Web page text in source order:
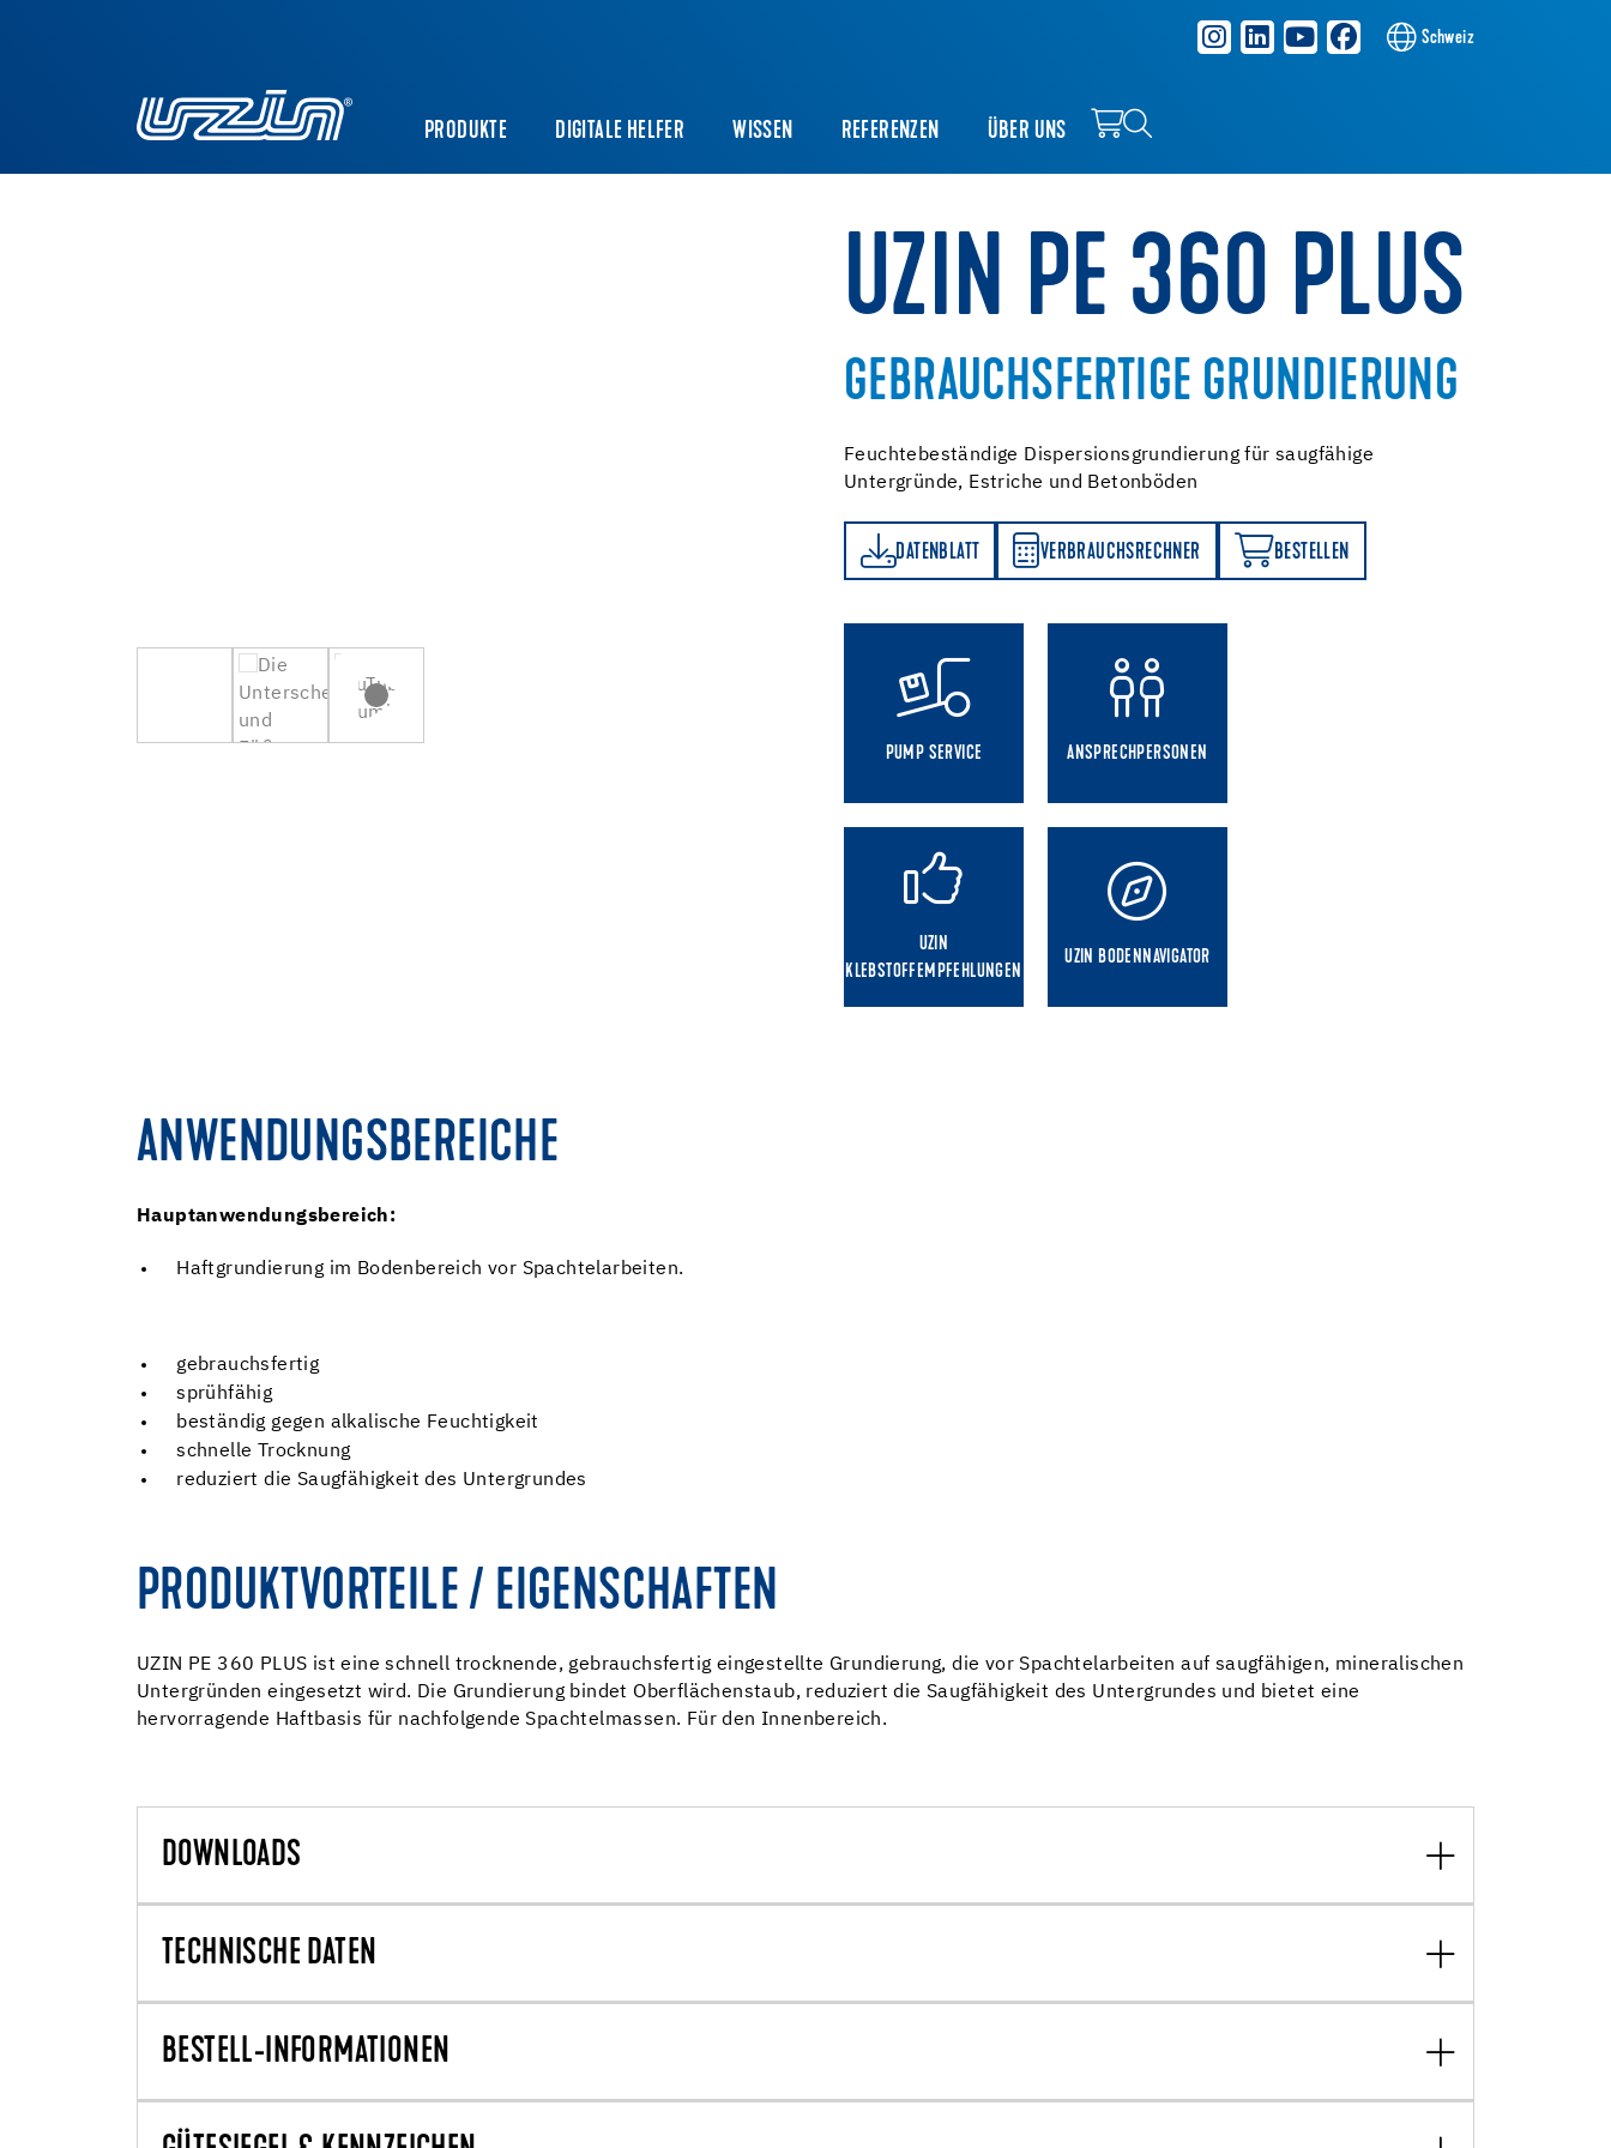
Schweiz
PRODUKTE DIGITALE HELFER WISSEN REFERENZEN ÜBER UNS
UZIN PE 360 PLUS
GEBRAUCHSFERTIGE GRUNDIERUNG
Feuchtebeständige Dispersionsgrundierung für saugfähige
Untergründe, Estriche und Betonböden
DATENBLATT VERBRAUCHSRECHNER
VERBRAUCHSRECHNER BESTELLEN
BESTELLEN
PUMP SERVICE ANSPRECHPERSONEN
UZIN
KLEBSTOFFEMPFEHLUNGEN
UZIN BODENNAVIGATOR
ANWENDUNGSBEREICHE
Hauptanwendungsbereich:
Haftgrundierung im Bodenbereich vor Spachtelarbeiten.
gebrauchsfertig
sprühfähig
beständig gegen alkalische Feuchtigkeit
schnelle Trocknung
reduziert die Saugfähigkeit des Untergrundes
PRODUKTVORTEILE / EIGENSCHAFTEN
UZIN PE 360 PLUS ist eine schnell trocknende, gebrauchsfertig eingestellte Grundierung, die vor Spachtelarbeiten auf saugfähigen, mineralischen
Untergründen eingesetzt wird. Die Grundierung bindet Oberflächenstaub, reduziert die Saugfähigkeit des Untergrundes und bietet eine
hervorragende Haftbasis für nachfolgende Spachtelmassen. Für den Innenbereich.
DOWNLOADS
TECHNISCHE DATEN
BESTELL-INFORMATIONEN